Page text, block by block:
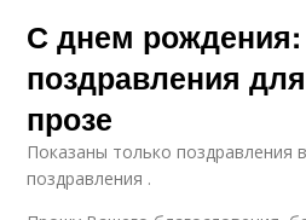
С днем
поздравления
прозе
Показаны только поздравления
поздравления .